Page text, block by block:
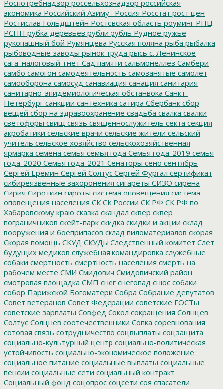
Роспотребнадзор россельхознадзор российская
экономика Российский Азимут Россия Росстат рост цен
Ростислав Гольдштейн Ростовская область роуминг РПЦ
РСПП рубка деревьев рубли рубль Рудное ружье
рукопашный бой Румянцева Русская поляна рыба рыбалка
рыбоводные заводы рынок труда рысь с. Ленинское
сага_налоговый_гнет Сад памяти сальмонеллез Самбери
самбо самогон самодеятельность самозанятые самолет
самооборона самосуд санавиация санация санитария
санитарно-эпидемиологическая обстанвока Санкт-
Петербург санкции сантехника сатира Сбербанк сбор
вещей сбор на здравоохранение свадьба свалка свалки
светофоры свищ связь священнослужитель секта секция
акробатики сельские врачи сельские жители сельский
учитель сельское хозяйство сельскохозяйственная
ярмарка семена семья семья года Семья года-2019 семья
года-2020 Семья года-2021 Сенаторы сено сентябрь
Сергей Ерёмин Сергей Солтус Сергей Фургал сертификат
сибиреязвенные захоронения сигареты СИЗО сирена
Сирия Сироткин сироты система оповещения система
оповещения населения СК СК России СК РФ СК РФ по
Хабаровскому краю сказка скандал сквер сквер
пограничников скейт-парк скидка скидки и акции склад
вооружения и боеприпасов склад пиломатериалов скорая
Скорая помощь СКУД СКУДы Следственный комитет Слет
будущих медиков служебная командировка служебные
собаки смертность смертность населения смерть на
рабочем месте СМИ Смидович Смидовичский район
смотровая площадка СМП снег снегопад снюс собаки
собор Парижской Богоматери Собра Собрание депутатов
Совет ветеранов Совет Федерации советские ГОСТы
советские зарплаты Совфед Сокол сокращения Солнцев
Солтус Солцнев соотечественники Сопка соревнования
сотовая связь сотрудничество соцвыплаты соцзащита
социально-культурный центр социально-политическая
устойчивость социально-экономическое положение
социальное питание социальные выплаты социальные
пенсии социальные сети социальный контракт
Социальный фонд соцопрос соцсети соя спасатели